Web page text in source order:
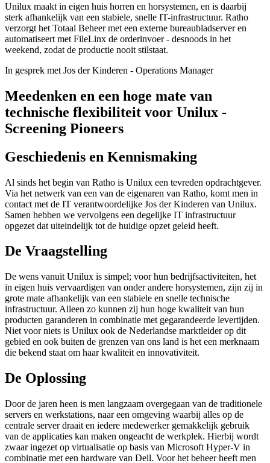
Unilux maakt in eigen huis horren en horsystemen, en is daarbij
sterk afhankelijk van een stabiele, snelle IT-infrastructuur. Ratho
verzorgt het Totaal Beheer met een externe bureaubladserver en
automatiseert met FileLinx de orderinvoer - desnoods in het
weekend, zodat de productie nooit stilstaat.
In gesprek met Jos der Kinderen - Operations Manager
Meedenken en een hoge mate van
technische flexibiliteit voor Unilux -
Screening Pioneers
Geschiedenis en Kennismaking
Al sinds het begin van Ratho is Unilux een tevreden opdrachtgever.
Via het netwerk van een van de eigenaren van Ratho, komt men in
contact met de IT verantwoordelijke Jos der Kinderen van Unilux.
Samen hebben we vervolgens een degelijke IT infrastructuur
opgezet dat uiteindelijk tot de huidige opzet geleid heeft.
De Vraagstelling
De wens vanuit Unilux is simpel; voor hun bedrijfsactiviteiten, het
in eigen huis vervaardigen van onder andere horsystemen, zijn zij in
grote mate afhankelijk van een stabiele en snelle technische
infrastructuur. Alleen zo kunnen zij hun hoge kwaliteit van hun
producten garanderen in combinatie met gegarandeerde levertijden.
Niet voor niets is Unilux ook de Nederlandse marktleider op dit
gebied en ook buiten de grenzen van ons land is het een merknaam
die bekend staat om haar kwaliteit en innovativiteit.
De Oplossing
Door de jaren heen is men langzaam overgegaan van de traditionele
servers en werkstations, naar een omgeving waarbij alles op de
centrale server draait en iedere medewerker gemakkelijk gebruik
van de applicaties kan maken ongeacht de werkplek. Hierbij wordt
zwaar ingezet op virtualisatie op basis van Microsoft Hyper-V in
combinatie met een hardware van Dell. Voor het beheer heeft men